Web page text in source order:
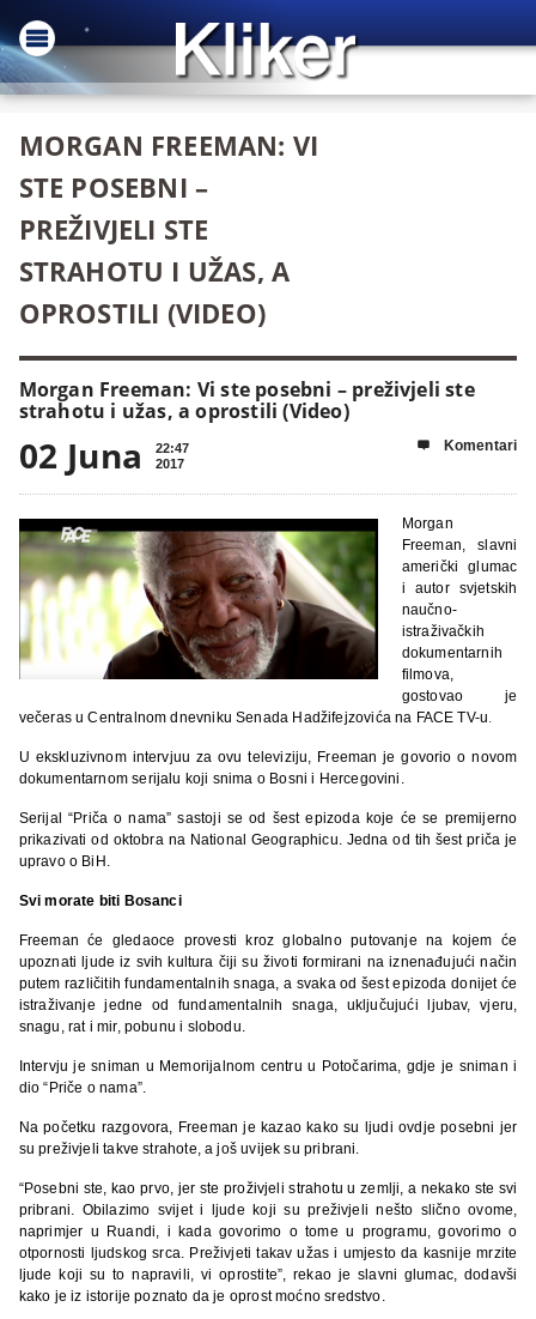
MORGAN FREEMAN: VI
STE POSEBNI –
PREŽIVJELI STE
STRAHOTU I UŽAS, A
OPROSTILI (VIDEO)
Morgan Freeman: Vi ste posebni – preživjeli ste
strahotu i užas, a oprostili (Video)
02 Juna
22:47
2017
 Komentari
Morgan
Freeman, slavni
američki glumac
i autor svjetskih
naučno-
istraživačkih
dokumentarnih
filmova,
gostovao je
večeras u Centralnom dnevniku Senada Hadžifejzovića na FACE TV-u
U ekskluzivnom intervjuu za ovu televiziju, Freeman je govorio o novom
dokumentarnom serijalu koji snima o Bosni i Hercegovini.
Serijal “Priča o nama” sastoji se od šest epizoda koje će se premijerno
prikazivati od oktobra na National Geographicu. Jedna od tih šest priča je
upravo o BiH.
Svi morate biti Bosanci
Freeman će gledaoce provesti kroz globalno putovanje na kojem će
upoznati ljude iz svih kultura čiji su životi formirani na iznenađujući način
putem različitih fundamentalnih snaga, a svaka od šest epizoda donijet će
istraživanje jedne od fundamentalnih snaga, uključujući ljubav, vjeru,
snagu, rat i mir, pobunu i slobodu.
Intervju je sniman u Memorijalnom centru u Potočarima, gdje je sniman i
dio “Priče o nama”.
Na početku razgovora, Freeman je kazao kako su ljudi ovdje posebni jer
su preživjeli takve strahote, a još uvijek su pribrani.
“Posebni ste, kao prvo, jer ste proživjeli strahotu u zemlji, a nekako ste svi
pribrani. Obilazimo svijet i ljude koji su preživjeli nešto slično ovome,
naprimjer u Ruandi, i kada govorimo o tome u programu, govorimo o
otpornosti ljudskog srca. Preživjeti takav užas i umjesto da kasnije mrzite
ljude koji su to napravili, vi oprostite”, rekao je slavni glumac, dodavši
kako je iz istorije poznato da je oprost moćno sredstvo.